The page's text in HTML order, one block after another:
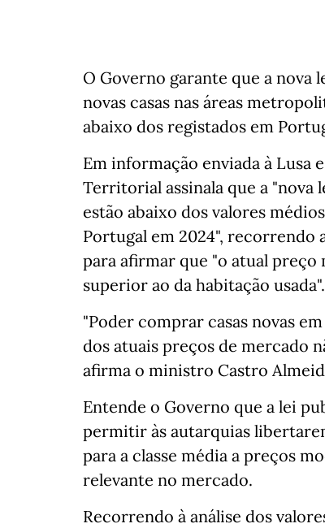
O Governo garante que a nova
novas casas nas áreas
abaixo dos registados em
Em informação enviada à Lusa
Territorial assinala que a "nova
estão abaixo dos valores
Portugal em 2024", recorrendo
para afirmar que "o atual preço
superior ao da habitação usada".
"Poder comprar casas novas
dos atuais preços de mercado
afirma o ministro Castro
Entende o Governo que a lei
permitir às autarquias
para a classe média a preços
relevante no mercado.
Recorrendo à análise dos